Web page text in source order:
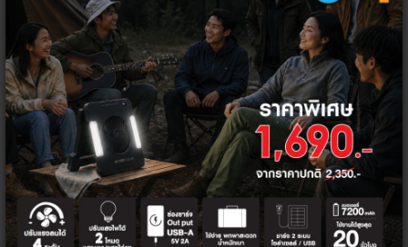
เลือกจำนวน ต่อชิ้น
1ชิ้น ลัง100ชิ้น
โค้ด/คูปองส่วนลด
HITEK5PER ส่วนลดท้ายบิล 5%
จำนวน